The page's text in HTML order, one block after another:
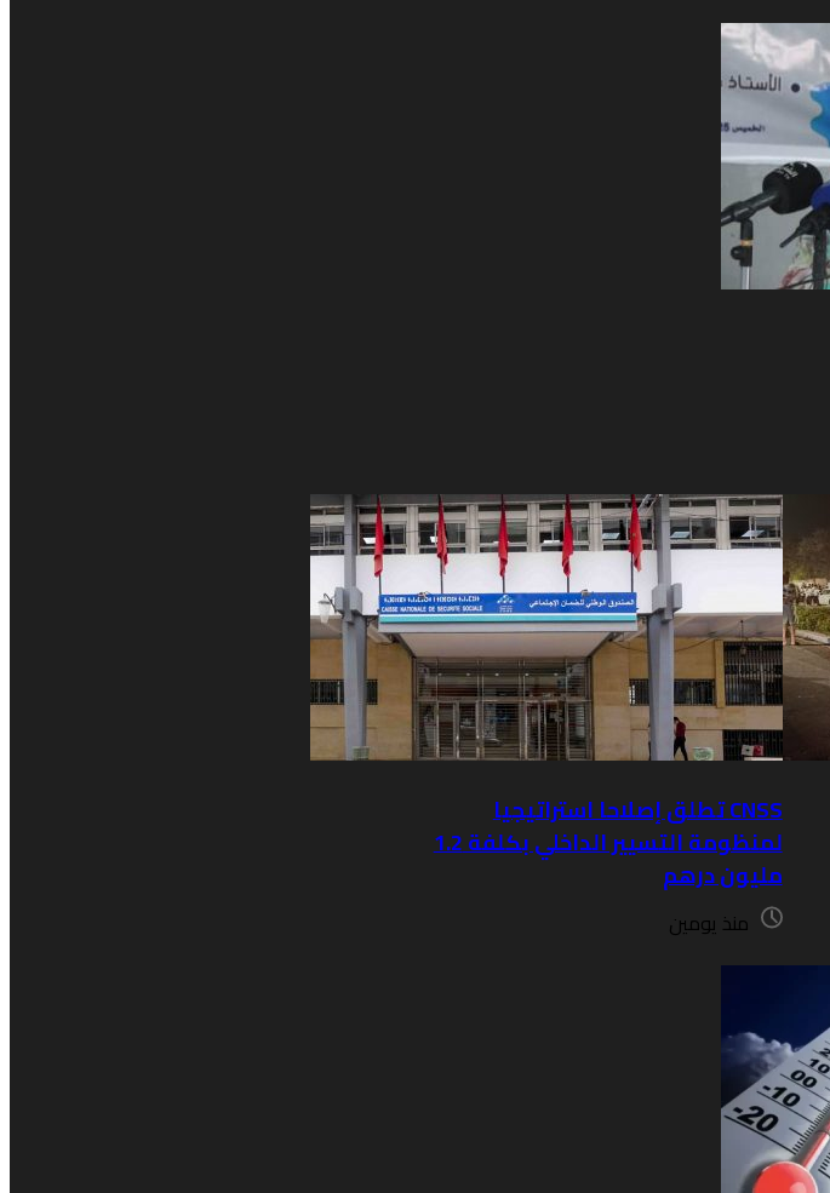
CNSS تطلق إصلاحا استراتيجيا
لمنظومة التسيير الداخلي بكلفة 1.2
مليون درهم
منذ يومين